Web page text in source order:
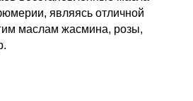
являясь отличной
маслам жасмина, розы,